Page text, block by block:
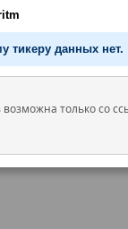
тикеру данных нет.
только со